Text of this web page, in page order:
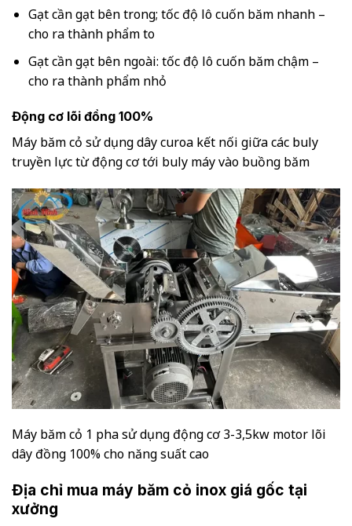
Gạt cần gạt bên trong; tốc độ lô cuốn băm nhanh –
cho ra thành phẩm to
Gạt cần gạt bên ngoài: tốc độ lô cuốn băm chậm –
cho ra thành phẩm nhỏ
Động cơ lõi đồng 100%
Máy băm cỏ sử dụng dây curoa kết nối giữa các buly
truyền lực từ động cơ tới buly máy vào buồng băm
Máy băm cỏ 1 pha sử dụng động cơ 3-3,5kw motor lõi
dây đồng 100% cho năng suất cao
Địa chỉ mua máy băm cỏ inox giá gốc tại
xưởng